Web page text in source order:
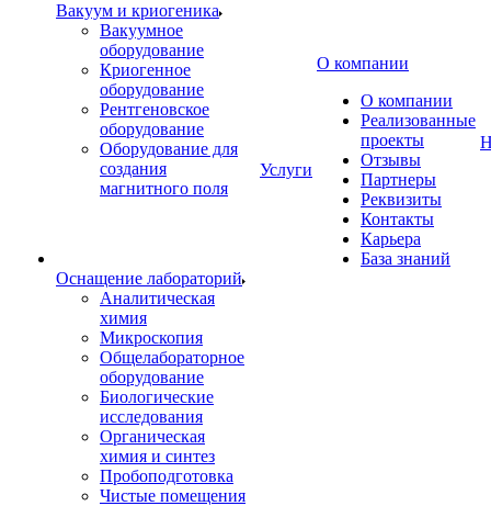
Вакуум и криогеника
Вакуумное
оборудование
Криогенное
оборудование
Рентгеновское
оборудование
Оборудование для
создания
магнитного поля
Оснащение лабораторий
Аналитическая
химия
Микроскопия
Общелабораторное
оборудование
Биологические
исследования
Органическая
химия и синтез
Пробоподготовка
Чистые помещения
Услуги
О компании
О компании
Реализованные
проекты
Отзывы
Партнеры
Реквизиты
Контакты
Карьера
База знаний